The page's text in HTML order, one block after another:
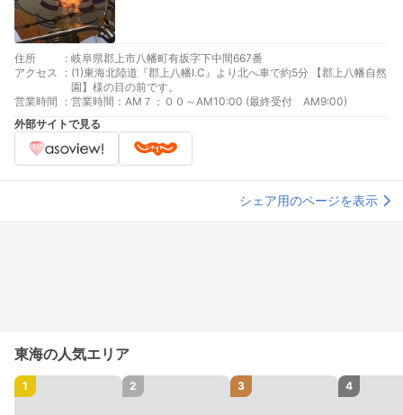
住所 : 岐阜県郡上市八幡町有坂字下中間667番
アクセス
: (1)東海北陸道『郡上八幡I.C』より北へ車で約5分 【郡上八幡自然
園】様の目の前です。
営業時間
: 営業時間：AM７：００～AM10:00 (最終受付 AM9:00)
外部サイトで見る
シェア用のページを表示
東海の人気エリア
1 2 3 4